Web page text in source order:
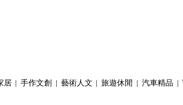
居|手作文創 | 藝術人文 |旅遊休閒 | 汽車精品 |